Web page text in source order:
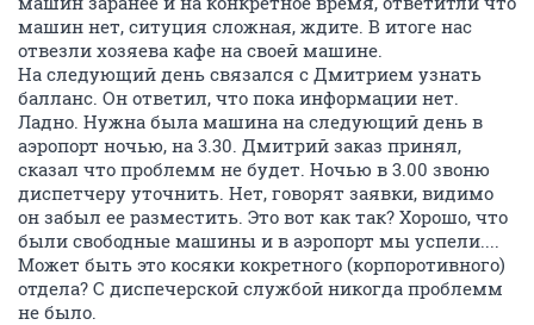
машин нет, ситуция сложная, ждите. В итоге нас
отвезли хозяева кафе на своей машине.
На следующий день связался с Дмитрием узнать
балланс. Он ответил, что пока информации нет.
Ладно. Нужна была машина на следующий день в
аэропорт ночью, на 3.30. Дмитрий заказ принял,
сказал что проблемм не будет. Ночью в 3.00 звоню
диспетчеру уточнить. Нет, говорят заявки, видимо
он забыл ее разместить. Это вот как так? Хорошо, что
были свободные машины и в аэропорт мы успели....
Может быть это косяки кокретного (корпоротивного)
отдела? С диспечерской службой никогда проблемм
не было.